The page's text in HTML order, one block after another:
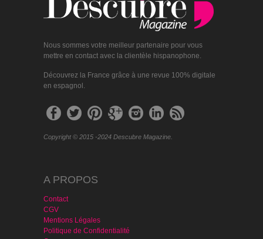
Nous sommes votre meilleur partenaire pour vous
mettre en contact avec la clientèle hispanophone.
Découvrez la France grâce à une revue 100% digitale
en espagnol.
Copyright © 2015 -2024 Descubre Magazine.
A PROPOS
Contact
CGV
Mentions Légales
Politique de Confidentialité